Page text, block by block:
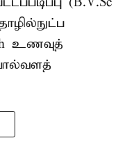
உணவுத்